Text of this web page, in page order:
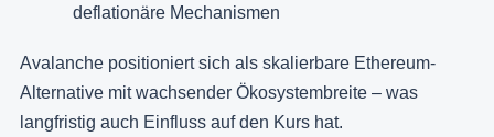
deflationäre Mechanismen
Avalanche positioniert sich als skalierbare Ethereum-
Alternative mit wachsender Ökosystembreite – was
langfristig auch Einfluss auf den Kurs hat.